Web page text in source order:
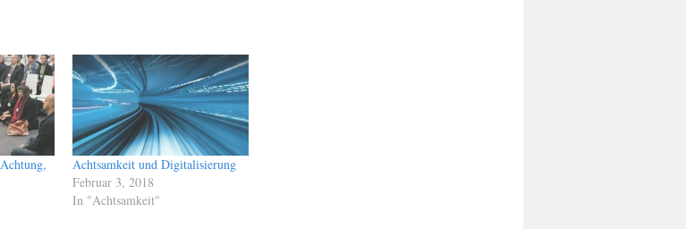
Achtsamkeit und Digitalisierung
Februar 3, 2018
In "Achtsamkeit"